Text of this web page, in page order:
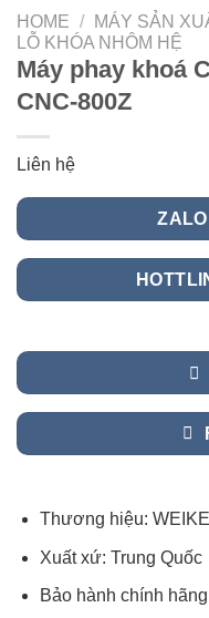
HOME / MÁY SẢN
LỖ KHÓA NHÔM HỆ
Máy phay khoá
CNC-800Z
Liên hệ
Thương hiệu: WEIKE
Xuất xứ: Trung Quốc
Bảo hành chính hãng